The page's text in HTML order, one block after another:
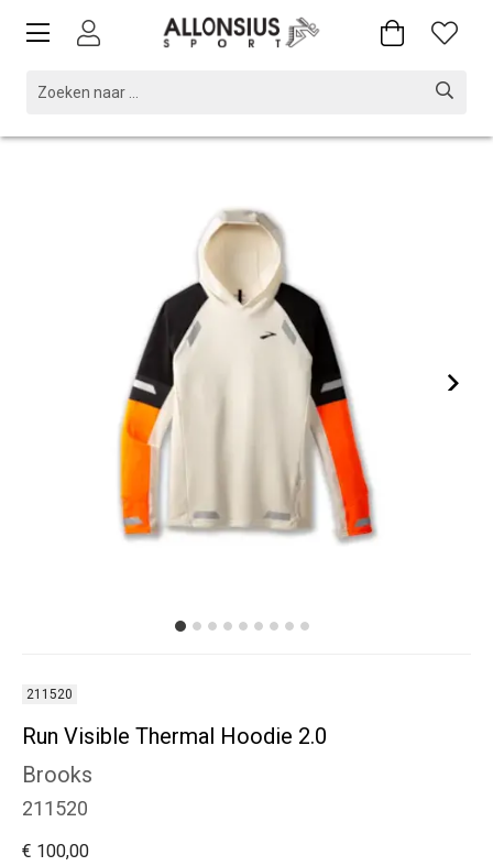
211520
Run Visible Thermal Hoodie 2.0
Brooks
211520
€ 100,00